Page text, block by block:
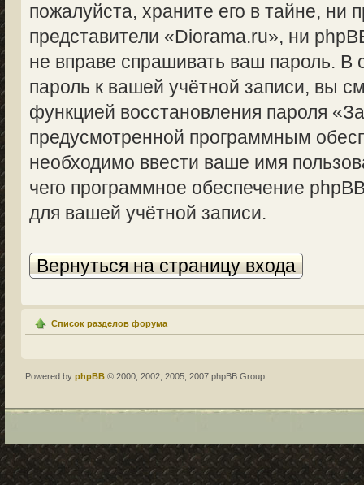
пожалуйста, храните его в тайне, ни
представители «Diorama.ru», ни
не вправе спрашивать ваш пароль. В
пароль к вашей учётной записи, вы
функцией восстановления пароля
предусмотренной программным
необходимо ввести ваше имя
чего программное обеспечение
для вашей учётной записи.
Вернуться на страницу входа
Список разделов форума
Powered by phpBB © 2000, 2002, 2005, 2007 phpBB Group